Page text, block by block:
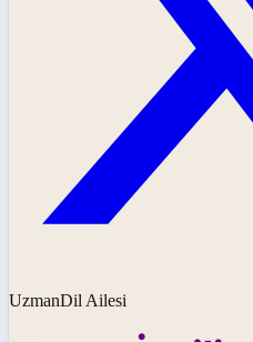
UzmanDil Ailesi